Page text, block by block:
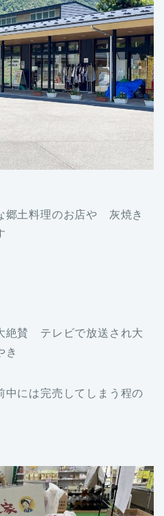
土料理のお店や 灰焼き
絶賛 テレビで放送され大
き
には完売してしまう程の